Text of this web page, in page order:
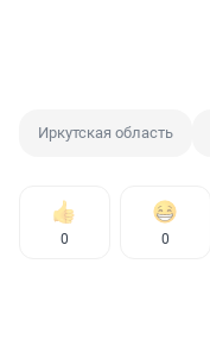
Иркутская область
0 0